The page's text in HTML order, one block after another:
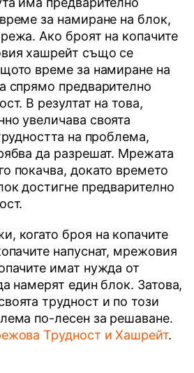
за намиране на блок,
Ако броят на копачите
хашрейт също се
време за намиране на
спрямо предварително
В резултат на това,
увеличава своята
на проблема,
да разрешат. Мрежата
покачва, докато времето
достигне предварително
когато броя на копачите
напуснат, мрежовия
имат нужда от
намерят един блок. Затова,
трудност и по този
по-лесен за решаване.
Трудност и Хашрейт.